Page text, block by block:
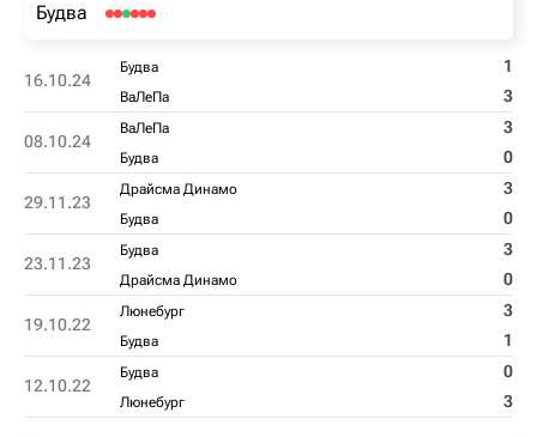
Будва
16.10.24
Будва 1
ВаЛеПа 3
08.10.24
ВаЛеПа 3
Будва 0
29.11.23
Драйсма Динамо 3
Будва 0
23.11.23
Будва 3
Драйсма Динамо 0
19.10.22
Люнебург 3
Будва 1
12.10.22
Будва 0
Люнебург 3